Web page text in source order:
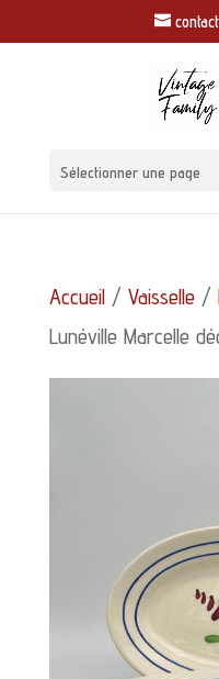
Sélectionner une page
Accueil/ Vaisselle/
Lunéville Marcelle